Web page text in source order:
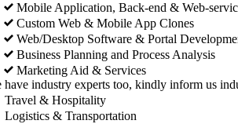
Mobile Application, Back-end & Web-
Custom Web & Mobile App Clones
Web/Desktop Software & Portal
Business Planning and Process Analysis
Marketing Aid & Services
have industry experts too, kindly inform us
Travel & Hospitality
Logistics & Transportation